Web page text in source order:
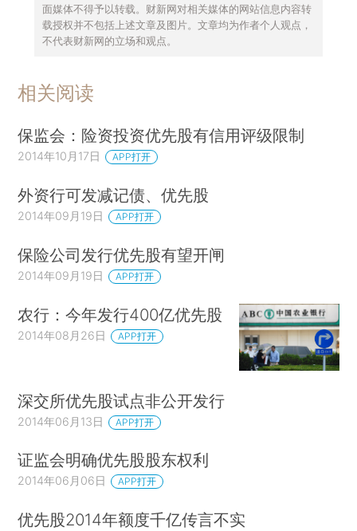
面媒体不得予以转载。财新网对相关媒体的网站信息内容转
载授权并不包括上述文章及图片。文章均为作者个人观点，
不代表财新网的立场和观点。
相关阅读
保监会：险资投资优先股有信用评级限制
2014年10月17日 APP打开
外资行可发减记债、优先股
2014年09月19日 APP打开
保险公司发行优先股有望开闸
2014年09月19日 APP打开
农行：今年发行400亿优先股
2014年08月26日 APP打开
深交所优先股试点非公开发行
2014年06月13日 APP打开
证监会明确优先股股东权利
2014年06月06日 APP打开
优先股2014年额度千亿传言不实